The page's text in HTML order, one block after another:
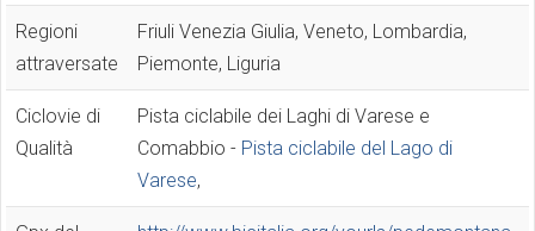
Regioni
attraversate
Friuli Venezia Giulia, Veneto, Lombardia,
Piemonte, Liguria
Ciclovie di
Qualità
Pista ciclabile dei Laghi di Varese e
Comabbio - Pista ciclabile del Lago di
Varese,